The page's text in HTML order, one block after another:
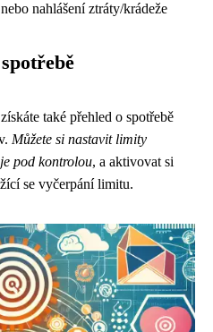
nahlášení ztráty/krádeže
také přehled o spotřebě
Můžete si nastavit limity
pod kontrolou, a aktivovat si
se vyčerpání limitu.